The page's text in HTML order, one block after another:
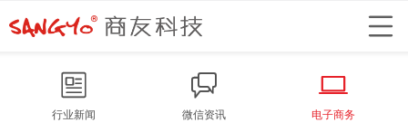
行业新闻 微信资讯 电子商务